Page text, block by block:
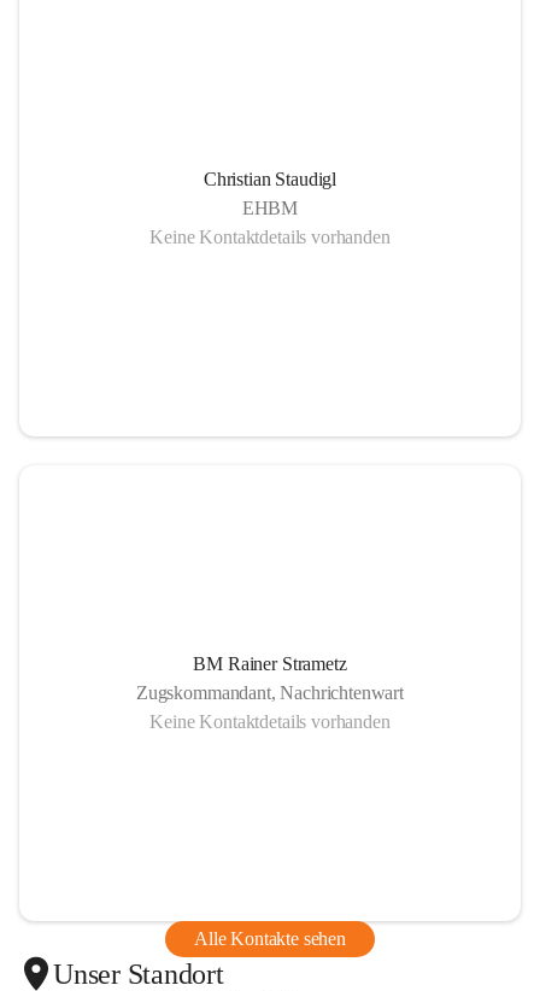
Christian Staudigl
EHBM
Keine Kontaktdetails vorhanden
BM Rainer Strametz
Zugskommandant, Nachrichtenwart
Keine Kontaktdetails vorhanden
Alle Kontakte sehen
Unser Standort